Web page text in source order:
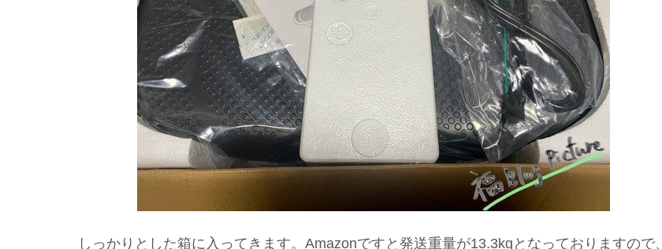
しっかりとした箱に入ってきます。Amazonですと発送重量が13.3kgとなっておりますので、